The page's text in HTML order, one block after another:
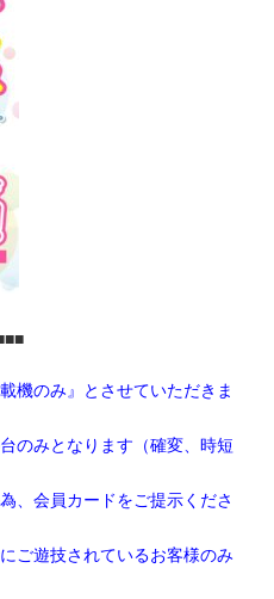
機のみ』とさせていただきま
のみとなります（確変、時短
、会員カードをご提示くださ
ご遊技されているお客様のみ